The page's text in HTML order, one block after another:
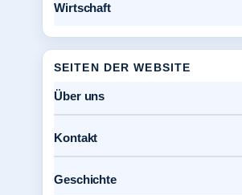
Wirtschaft
SEITEN DER WEBSITE
Über uns
Kontakt
Geschichte